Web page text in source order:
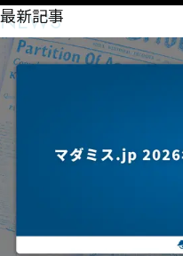
NEWS
最新記事